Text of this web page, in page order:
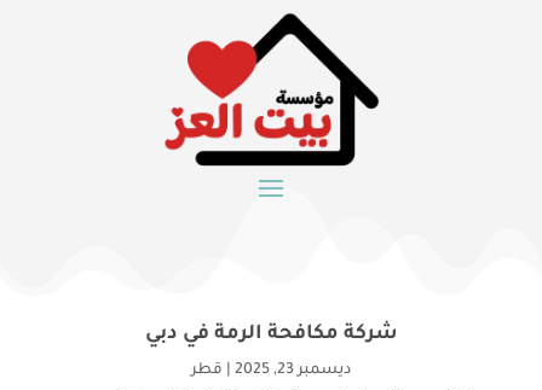
شركة مكافحة الرمة في دبي
ديسمبر 23, 2025 قطر